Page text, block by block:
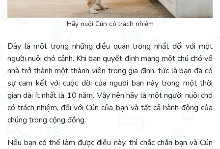
Hãy nuôi Cún có trách nhiệm
Đây là một trong những điều quan trọng nhất đối với một
người nuôi chó cảnh. Khi bạn quyết định mang một chú chó về
nhà trở thành một thành viên trong gia đình, tức là bạn đã có
sự cam kết với cuộc đời của người bạn này trong một thời
gian dài ít nhất là 10 năm. Vậy nên hãy là một người nuôi chó
có trách nhiệm, đối với Cún của bạn và tất cả hành động của
chúng trong cộng đồng.
Nếu bạn có thể làm được điều này, thì chắc chắn bạn và Cún